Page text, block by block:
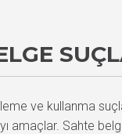
ve kullanma
Sahte